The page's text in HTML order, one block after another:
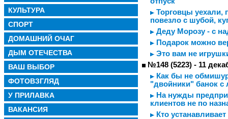
КУЛЬТУРА
СПОРТ
ДОМАШНИЙ ОЧАГ
ДЫМ ОТЕЧЕСТВА
ВАШ ВЫБОР
ФОТОВЗГЛЯД
У ПРИЛАВКА
ВАКАНСИЯ
Торговцы уехали,
повезло с шубой,
Деду Морозу - с
Подарок можно
Это вам не
№148 (5223) - 11
Как бы не
"двойники" банок с
На нужды
клиентов не по
Кто